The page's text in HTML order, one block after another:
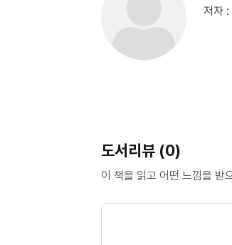
저자 :
도서리뷰 (0)
이 책을 읽고 어떤 느낌을 받